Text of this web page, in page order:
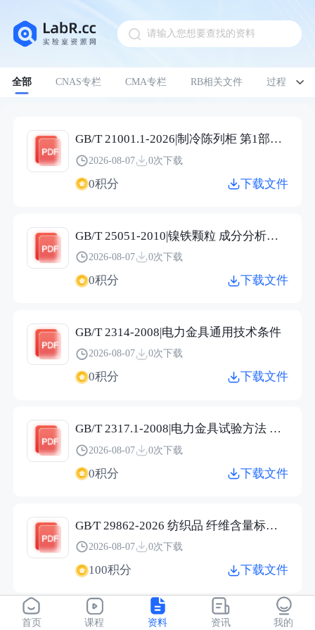
请输入您想要查找的资料
全部 CNAS专栏 CMA专栏 RB相关文件 过程管理
Pull down to refresh
GB/T 21001.1-2026|制冷陈列柜 第1部分：术语
2026-08-07 0次下载
0积分 下载文件
GB/T 25051-2010|镍铁颗粒 成分分析用样品的采取
2026-08-07 0次下载
0积分 下载文件
GB/T 2314-2008|电力金具通用技术条件
2026-08-07 0次下载
0积分 下载文件
GB/T 2317.1-2008|电力金具试验方法 第1部分：机械试验
2026-08-07 0次下载
0积分 下载文件
GB∕T 29862-2026 纺织品 纤维含量标识技术规范.pdf
2026-08-07 0次下载
100积分 下载文件
JC/T 2304-2015|建筑用保温隔热玻璃技术条件
首页 课程 资料 资讯 我的